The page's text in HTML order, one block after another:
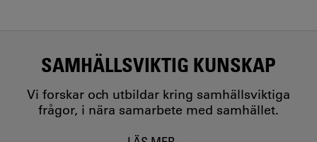
SAMHÄLLSVIKTIG KUNSKAP
Vi forskar och utbildar kring samhällsviktiga
frågor, i nära samarbete med samhället.